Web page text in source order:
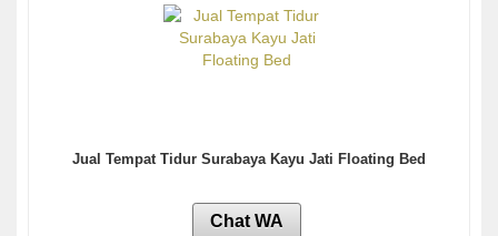
Jual Tempat Tidur Surabaya Kayu Jati Floating Bed
Chat WA